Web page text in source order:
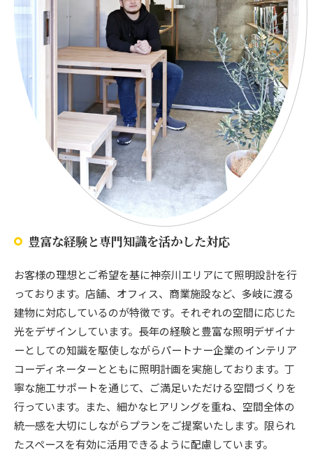
豊富な経験と専門知識を活かした対応
お客様の理想とご希望を基に神奈川エリアにて照明設計を行
っております。店舗、オフィス、商業施設など、多岐に渡る
建物に対応しているのが特徴です。それぞれの空間に応じた
光をデザインしています。長年の経験と豊富な照明デザイナ
ーとしての知識を駆使しながらパートナー企業のインテリア
コーディネーターとともに照明計画を実施しております。丁
寧な施工サポートを通じて、ご満足いただける空間づくりを
行っています。また、細かなヒアリングを重ね、空間全体の
統一感を大切にしながらプランをご提案いたします。限られ
たスペースを有効に活用できるように配慮しています。